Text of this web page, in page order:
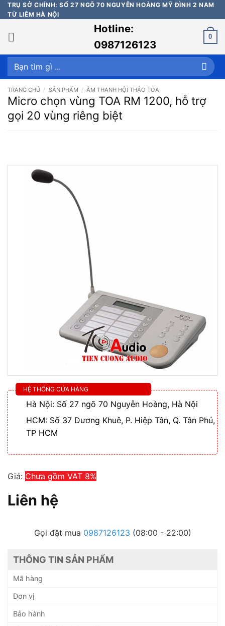
Bỏ
qua
nội
dung
TRỤ SỞ CHÍNH: SỐ 27 NGÕ 70 NGUYỄN HOÀNG MỸ ĐÌNH 2 NAM
TỪ LIÊM HÀ NỘI
Hotline:
0987126123
0
Tìm
kiếm:
TRANG CHỦ / SẢN PHẨM / ÂM THANH HỘI THẢO TOA
Micro chọn vùng TOA RM 1200, hỗ trợ
gọi 20 vùng riêng biệt
HỆ THỐNG CỬA HÀNG
Hà Nội: Số 27 ngõ 70 Nguyễn Hoàng, Hà Nội
HCM: Số 37 Dương Khuê, P. Hiệp Tân, Q. Tân Phú,
TP HCM
Giá: Chưa gồm VAT 8%
Liên hệ
Gọi đặt mua 0987126123 (08:00 - 22:00)
THÔNG TIN SẢN PHẨM
Mã hàng
Đơn vị
Bảo hành